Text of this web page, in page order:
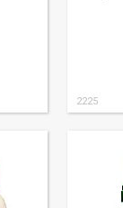
2225